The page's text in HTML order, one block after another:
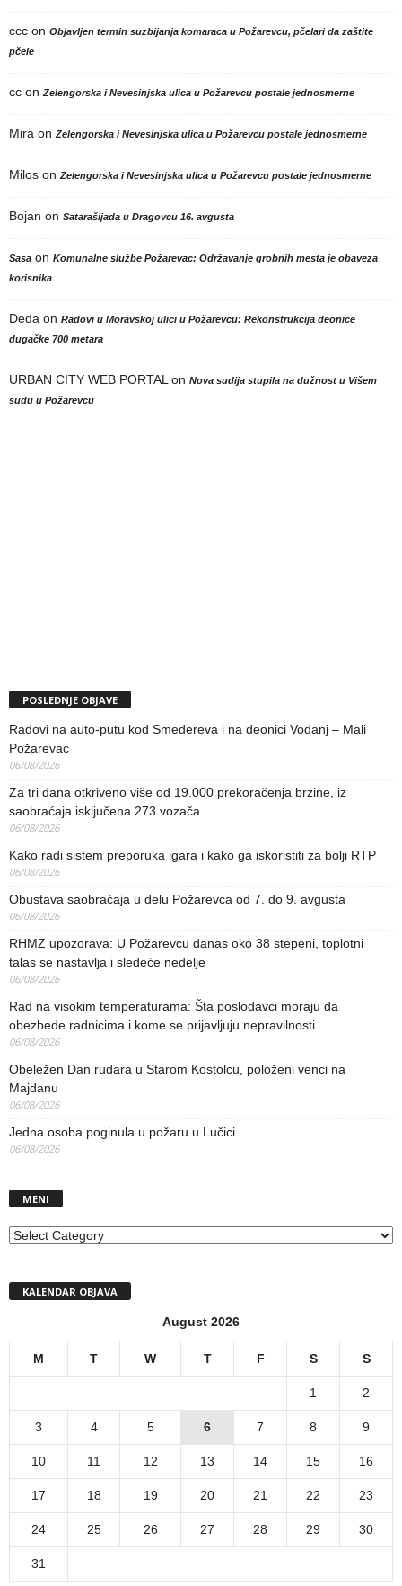
ccc on Objavljen termin suzbijanja komaraca u Požarevcu, pčelari da zaštite
pčele
cc onZelengorska i Nevesinjska ulica u Požarevcu postale jednosmerne
Mira onZelengorska i Nevesinjska ulica u Požarevcu postale jednosmerne
Milos onZelengorska i Nevesinjska ulica u Požarevcu postale jednosmerne
Bojan on Satarašijada u Dragovcu 16. avgusta
Sasa on Komunalne službe Požarevac: Održavanje grobnih mesta je obaveza
korisnika
Deda on Radovi u Moravskoj ulici u Požarevcu: Rekonstrukcija deonice
dugačke 700 metara
URBAN CITY WEB PORTALon Nova sudija stupila na dužnost u Višem
sudu u Požarevcu
POSLEDNJE OBJAVE
Radovi na auto-putu kod Smedereva i na deonici Vodanj – Mali
Požarevac
06/08/2026
Za tri dana otkriveno više od 19.000 prekoračenja brzine, iz
saobraćaja isključena 273 vozača
06/08/2026
Kako radi sistem preporuka igara i kako ga iskoristiti za bolji RTP
06/08/2026
Obustava saobraćaja u delu Požarevca od 7. do 9. avgusta
06/08/2026
RHMZ upozorava: U Požarevcu danas oko 38 stepeni, toplotni
talas se nastavlja i sledeće nedelje
06/08/2026
Rad na visokim temperaturama: Šta poslodavci moraju da
obezbede radnicima i kome se prijavljuju nepravilnosti
06/08/2026
Obeležen Dan rudara u Starom Kostolcu, položeni venci na
Majdanu
06/08/2026
Jedna osoba poginula u požaru u Lučici
06/08/2026
MENI
MENI
KALENDAR OBJAVA
August 2026
M T W T F S S
1 2
3 4 5 6 7 8 9
10 11 12 13 14 15 16
17 18 19 20 21 22 23
24 25 26 27 28 29 30
31